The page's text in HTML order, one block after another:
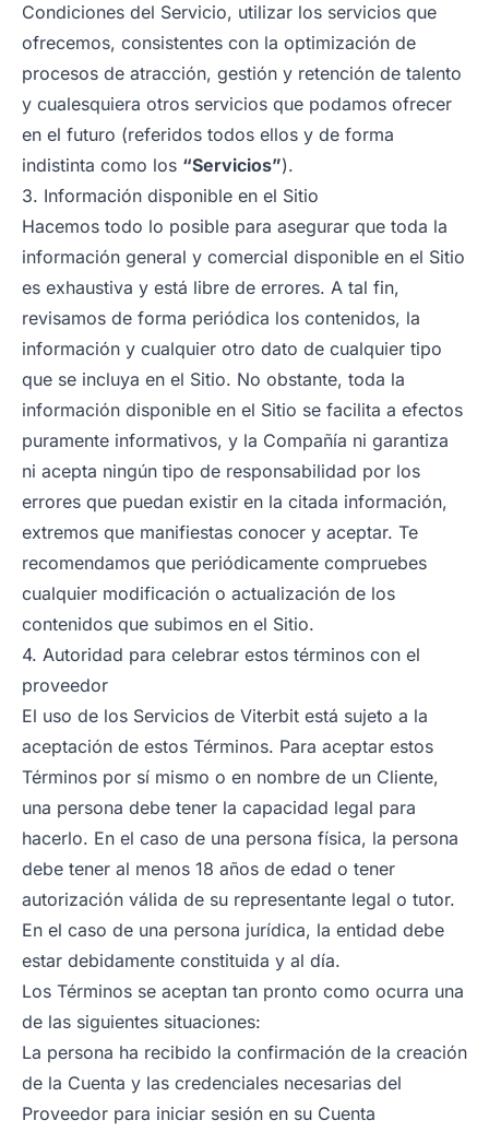
Condiciones del Servicio, utilizar los servicios que
ofrecemos, consistentes con la optimización de
procesos de atracción, gestión y retención de talento
y cualesquiera otros servicios que podamos ofrecer
en el futuro (referidos todos ellos y de forma
indistinta como los “Servicios”).
3. Información disponible en el Sitio
Hacemos todo lo posible para asegurar que toda la
información general y comercial disponible en el Sitio
es exhaustiva y está libre de errores. A tal fin,
revisamos de forma periódica los contenidos, la
información y cualquier otro dato de cualquier tipo
que se incluya en el Sitio. No obstante, toda la
información disponible en el Sitio se facilita a efectos
puramente informativos, y la Compañía ni garantiza
ni acepta ningún tipo de responsabilidad por los
errores que puedan existir en la citada información,
extremos que manifiestas conocer y aceptar. Te
recomendamos que periódicamente compruebes
cualquier modificación o actualización de los
contenidos que subimos en el Sitio.
4. Autoridad para celebrar estos términos con el
proveedor
El uso de los Servicios de Viterbit está sujeto a la
aceptación de estos Términos. Para aceptar estos
Términos por sí mismo o en nombre de un Cliente,
una persona debe tener la capacidad legal para
hacerlo. En el caso de una persona física, la persona
debe tener al menos 18 años de edad o tener
autorización válida de su representante legal o tutor.
En el caso de una persona jurídica, la entidad debe
estar debidamente constituida y al día.
Los Términos se aceptan tan pronto como ocurra una
de las siguientes situaciones:
La persona ha recibido la confirmación de la creación
de la Cuenta y las credenciales necesarias del
Proveedor para iniciar sesión en su Cuenta